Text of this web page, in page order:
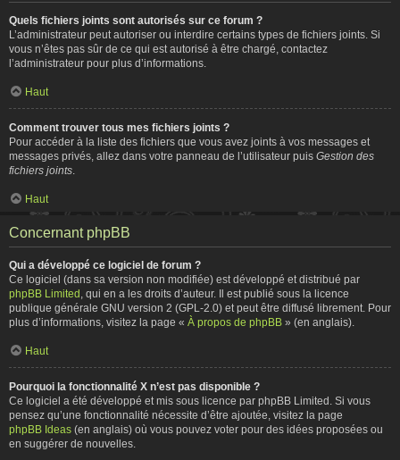
Quels fichiers joints sont autorisés sur ce forum ?
L’administrateur peut autoriser ou interdire certains types de fichiers joints. Si
vous n’êtes pas sûr de ce qui est autorisé à être chargé, contactez
l’administrateur pour plus d’informations.
Haut
Comment trouver tous mes fichiers joints ?
Pour accéder à la liste des fichiers que vous avez joints à vos messages et
messages privés, allez dans votre panneau de l’utilisateur puis Gestion des
fichiers joints
Haut
Concernant phpBB
Qui a développé ce logiciel de forum ?
Ce logiciel (dans sa version non modifiée) est développé et distribué par
phpBB Limited , qui en a les droits d’auteur. Il est publié sous la licence
publique générale GNU version 2 (GPL-2.0) et peut être diffusé librement. Pour
plus d’informations, visitez la page « À propos de phpBB » (en anglais).
Haut
Pourquoi la fonctionnalité X n’est pas disponible ?
Ce logiciel a été développé et mis sous licence par phpBB Limited. Si vous
pensez qu’une fonctionnalité nécessite d’être ajoutée, visitez la page
phpBB Ideas (en anglais) où vous pouvez voter pour des idées proposées ou
en suggérer de nouvelles.